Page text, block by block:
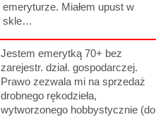
emeryturze. Miałem upust w
skle…
Jestem emerytką 70+ bez
zarejestr. dział. gospodarczej.
Prawo zezwala mi na sprzedaż
drobnego rękodzieła,
wytworzonego hobbystycznie (do